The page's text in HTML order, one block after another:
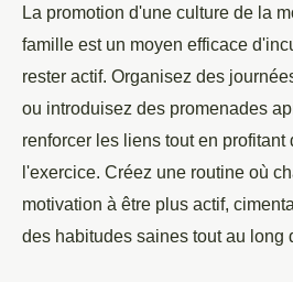
La promotion d'une culture de la
famille est un moyen efficace
rester actif. Organisez des
ou introduisez des promenades
renforcer les liens tout en profitant
l'exercice. Créez une routine où
motivation à être plus actif,
des habitudes saines tout au long